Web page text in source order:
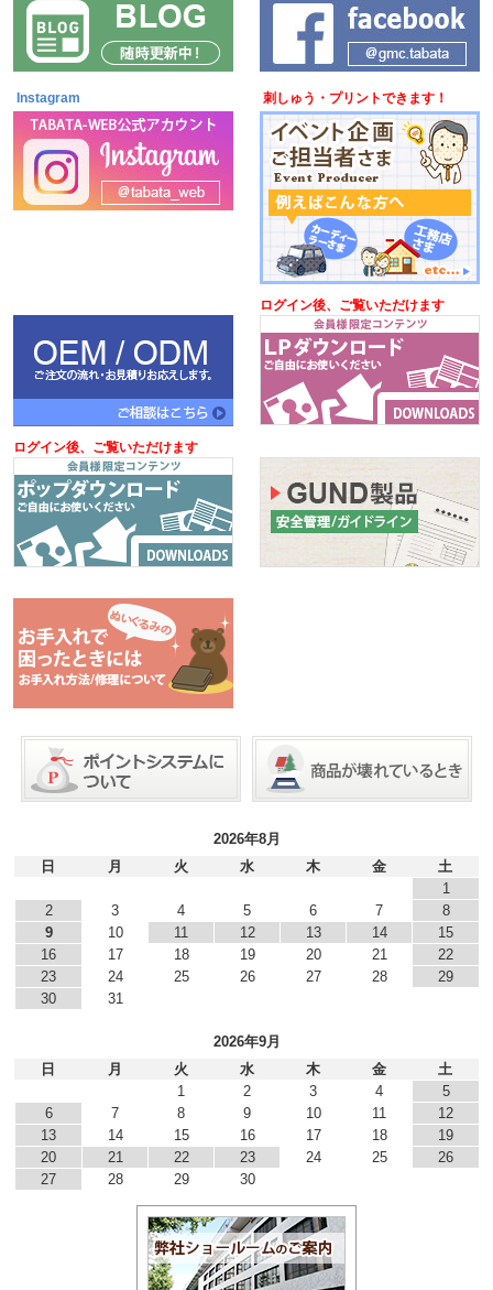
Instagram 刺しゅう・プリントできます！
ログイン後、ご覧いただけます
ログイン後、ご覧いただけます
2026年8月
日
月 火 水 木 金
土
1
2
3 4 5 6 7
8
9
10 11 12 13 14
15
16
17 18 19 20 21
22
23
24 25 26 27 28
29
30
31
2026年9月
日
月 火 水 木 金
土
1
2 3 4
5
6
7 8 9 10 11
12
13
14 15 16 17 18
19
20
21 22 23 24 25
26
27
28 29 30